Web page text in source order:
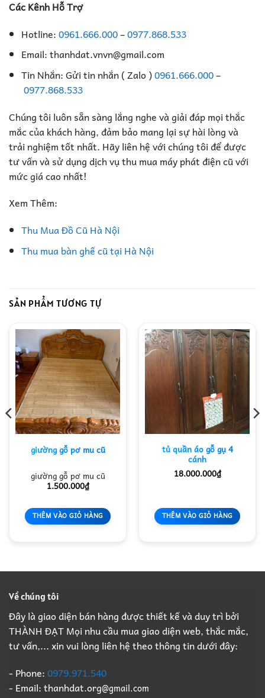
Các Kênh Hỗ Trợ
Hotline:0961.666.000–0977.868.533
Email: thanhdat.vnvn@gmail.com
Tin Nhắn: Gửi tin nhắn ( Zalo )0961.666.000–
0977.868.533
Chúng tôi luôn sẵn sàng lắng nghe và giải đáp mọi thắc
mắc của khách hàng, đảm bảo mang lại sự hài lòng và
trải nghiệm tốt nhất. Hãy liên hệ với chúng tôi để được
tư vấn và sử dụng dịch vụ thu mua máy phát điện cũ với
mức giá cao nhất!
Xem Thêm:
Thu Mua Đồ Cũ Hà Nội
Thu mua bàn ghế cũ tại Hà Nội
SẢN PHẨM TƯƠNG TỰ
giường gỗ pơ mu cũ
giường gỗ pơ mu cũ
1.500.000₫
THÊM VÀO GIỎ HÀNG
tủ quần áo gỗ gụ 4
cánh
18.000.000₫
THÊM VÀO GIỎ HÀNG
Về chúng tôi
Đây là giao diện bán hàng được thiết kế và duy trì bởi
THÀNH ĐẠT Mọi nhu cầu mua giao diện web, thắc mắc,
tư vấn,... xin vui lòng liên hệ theo thông tin dưới đây:
- Phone:0979.971.540
- Email: thanhdat.org@gmail.com